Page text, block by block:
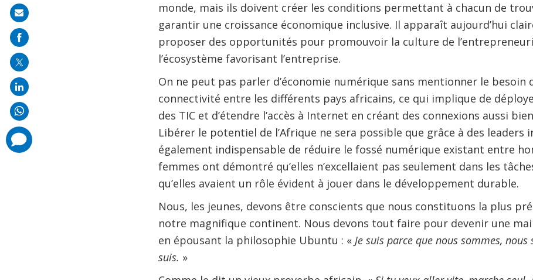
monde, mais ils doivent créer les conditions permettant à chacun de
garantir une croissance économique inclusive. Il apparaît aujourd’hui
proposer des opportunités pour promouvoir la culture de
l’écosystème favorisant l’entreprise.
On ne peut pas parler d’économie numérique sans mentionner le besoin
connectivité entre les différents pays africains, ce qui implique de
des TIC et d’étendre l’accès à Internet en créant des connexions aussi
Libérer le potentiel de l’Afrique ne sera possible que grâce à des leaders
également indispensable de réduire le fossé numérique existant entre
femmes ont démontré qu’elles n’excellaient pas seulement dans les
qu’elles avaient un rôle évident à jouer dans le développement durable.
Nous, les jeunes, devons être conscients que nous constituons la plus
notre magnifique continent. Nous devons tout faire pour devenir une
en épousant la philosophie Ubuntu : « Je suis parce que nous sommes,
suis. »
Share
on
mail
comments
added